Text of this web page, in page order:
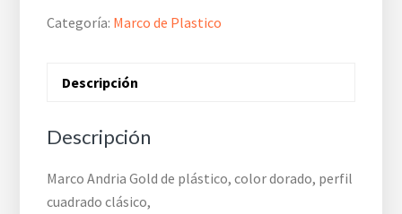
Categoría: Marco de Plastico
Descripción
Descripción
Marco Andria Gold de plástico, color dorado, perfil
cuadrado clásico,